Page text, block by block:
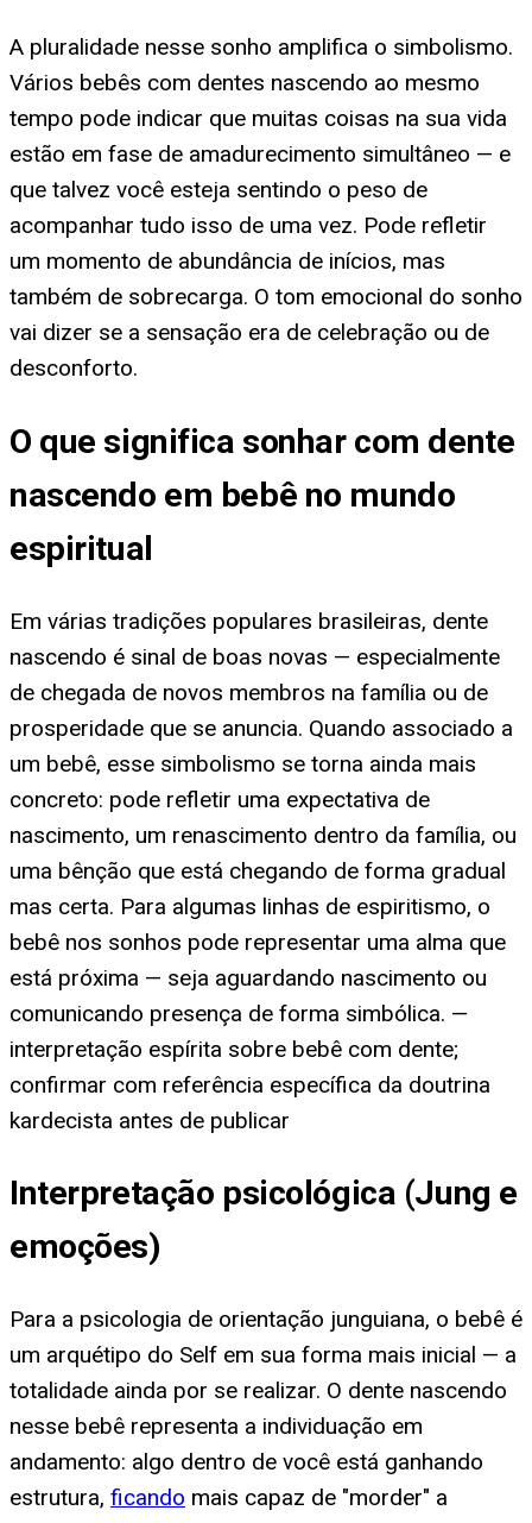
A pluralidade nesse sonho amplifica o simbolismo.
Vários bebês com dentes nascendo ao mesmo
tempo pode indicar que muitas coisas na sua vida
estão em fase de amadurecimento simultâneo — e
que talvez você esteja sentindo o peso de
acompanhar tudo isso de uma vez. Pode refletir
um momento de abundância de inícios, mas
também de sobrecarga. O tom emocional do sonho
vai dizer se a sensação era de celebração ou de
desconforto.
O que significa sonhar com dente
nascendo em bebê no mundo
espiritual
Em várias tradições populares brasileiras, dente
nascendo é sinal de boas novas — especialmente
de chegada de novos membros na família ou de
prosperidade que se anuncia. Quando associado a
um bebê, esse simbolismo se torna ainda mais
concreto: pode refletir uma expectativa de
nascimento, um renascimento dentro da família, ou
uma bênção que está chegando de forma gradual
mas certa. Para algumas linhas de espiritismo, o
bebê nos sonhos pode representar uma alma que
está próxima — seja aguardando nascimento ou
comunicando presença de forma simbólica. —
interpretação espírita sobre bebê com dente;
confirmar com referência específica da doutrina
kardecista antes de publicar
Interpretação psicológica (Jung e
emoções)
Para a psicologia de orientação junguiana, o bebê é
um arquétipo do Self em sua forma mais inicial — a
totalidade ainda por se realizar. O dente nascendo
nesse bebê representa a individuação em
andamento: algo dentro de você está ganhando
estrutura, ficando mais capaz de "morder" a